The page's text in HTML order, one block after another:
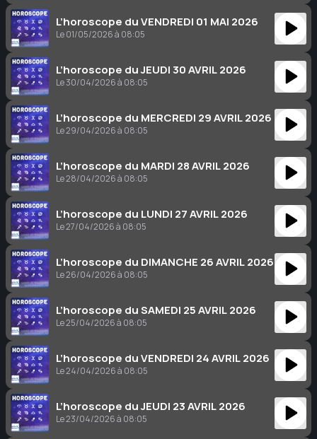
L’horoscope du VENDREDI 01 MAI 2026
Le 01/05/2026 à 08:05
L’horoscope du JEUDI 30 AVRIL 2026
Le 30/04/2026 à 08:05
L’horoscope du MERCREDI 29 AVRIL 2026
Le 29/04/2026 à 08:05
L’horoscope du MARDI 28 AVRIL 2026
Le 28/04/2026 à 08:05
L’horoscope du LUNDI 27 AVRIL 2026
Le 27/04/2026 à 08:05
L’horoscope du DIMANCHE 26 AVRIL 2026
Le 26/04/2026 à 08:05
L’horoscope du SAMEDI 25 AVRIL 2026
Le 25/04/2026 à 08:05
L’horoscope du VENDREDI 24 AVRIL 2026
Le 24/04/2026 à 08:05
L’horoscope du JEUDI 23 AVRIL 2026
Le 23/04/2026 à 08:05